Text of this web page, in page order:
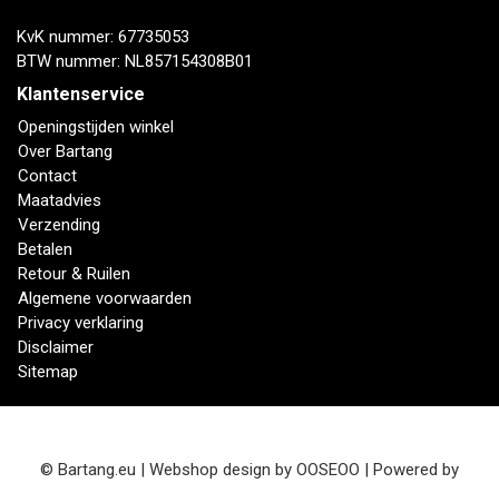
KvK nummer: 67735053
BTW nummer: NL857154308B01
Klantenservice
Openingstijden winkel
Over Bartang
Contact
Maatadvies
Verzending
Betalen
Retour & Ruilen
Algemene voorwaarden
Privacy verklaring
Disclaimer
Sitemap
© Bartang.eu | Webshop design by OOSEOO | Powered by